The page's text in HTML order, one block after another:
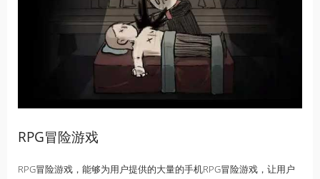
RPG冒险游戏
RPG冒险游戏，能够为用户提供的大量的手机RPG冒险游戏，让用户